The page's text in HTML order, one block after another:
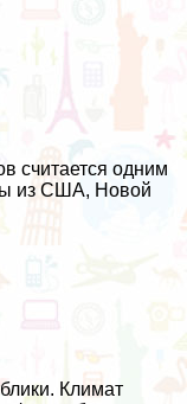
считается одним
из США, Новой
Климат